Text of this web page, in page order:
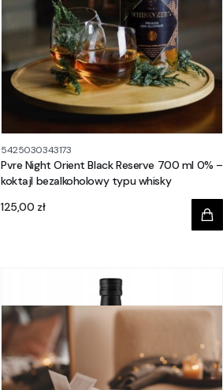
5425030343173
Pvre Night Orient Black Reserve 700 ml 0% –
koktajl bezalkoholowy typu whisky
Cena
125,00 zł